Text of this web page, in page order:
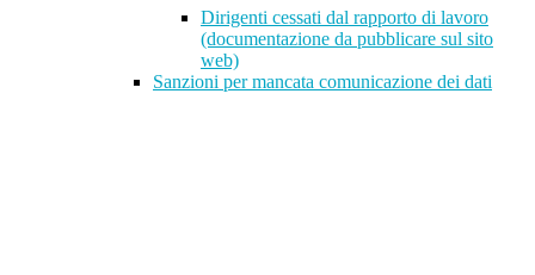
Dirigenti cessati dal rapporto di lavoro
(documentazione da pubblicare sul sito
web)
Sanzioni per mancata comunicazione dei dati